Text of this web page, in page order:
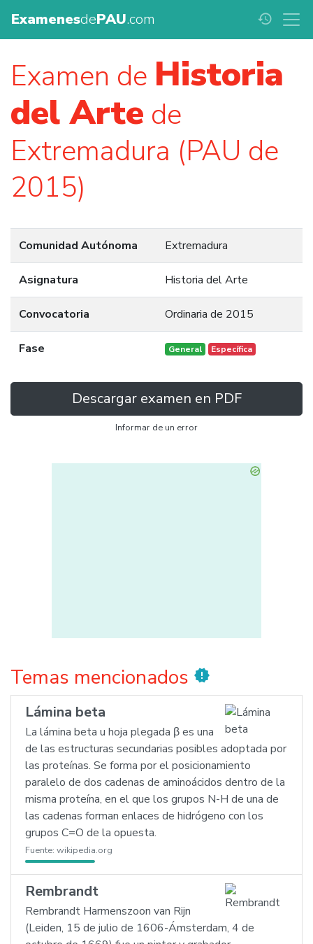
ExamenesdePAU.com history
Examen de Historia
del Arte de
Extremadura (PAU de
2015)
Comunidad Autónoma Extremadura
Asignatura Historia del Arte
Convocatoria Ordinaria de 2015
Fase General Específica
Descargar examen en PDF
Informar de un error
Temas mencionados new_releases
Lámina beta
La lámina beta u hoja plegada β es una
de las estructuras secundarias posibles adoptada por
las proteínas. Se forma por el posicionamiento
paralelo de dos cadenas de aminoácidos dentro de la
misma proteína, en el que los grupos N-H de una de
las cadenas forman enlaces de hidrógeno con los
grupos C=O de la opuesta.
Fuente: wikipedia.org
Rembrandt
Rembrandt Harmenszoon van Rijn
(Leiden, 15 de julio de 1606-Ámsterdam, 4 de